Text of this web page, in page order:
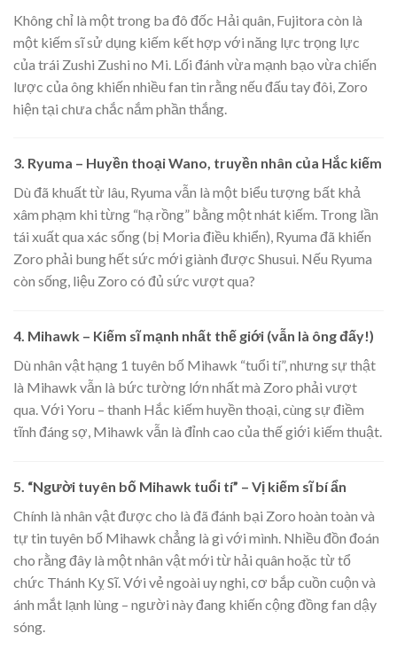
Không chỉ là một trong ba đô đốc Hải quân, Fujitora còn là
một kiếm sĩ sử dụng kiếm kết hợp với năng lực trọng lực
của trái Zushi Zushi no Mi. Lối đánh vừa mạnh bạo vừa chiến
lược của ông khiến nhiều fan tin rằng nếu đấu tay đôi, Zoro
hiện tại chưa chắc nắm phần thắng.
3. Ryuma – Huyền thoại Wano, truyền nhân của Hắc kiếm
Dù đã khuất từ lâu, Ryuma vẫn là một biểu tượng bất khả
xâm phạm khi từng “hạ rồng” bằng một nhát kiếm. Trong lần
tái xuất qua xác sống (bị Moria điều khiển), Ryuma đã khiến
Zoro phải bung hết sức mới giành được Shusui. Nếu Ryuma
còn sống, liệu Zoro có đủ sức vượt qua?
4. Mihawk – Kiếm sĩ mạnh nhất thế giới (vẫn là ông đấy!)
Dù nhân vật hạng 1 tuyên bố Mihawk “tuổi tí”, nhưng sự thật
là Mihawk vẫn là bức tường lớn nhất mà Zoro phải vượt
qua. Với Yoru – thanh Hắc kiếm huyền thoại, cùng sự điềm
tĩnh đáng sợ, Mihawk vẫn là đỉnh cao của thế giới kiếm thuật.
5. “Người tuyên bố Mihawk tuổi tí” – Vị kiếm sĩ bí ẩn
Chính là nhân vật được cho là đã đánh bại Zoro hoàn toàn và
tự tin tuyên bố Mihawk chẳng là gì với mình. Nhiều đồn đoán
cho rằng đây là một nhân vật mới từ hải quân hoặc từ tổ
chức Thánh Kỵ Sĩ. Với vẻ ngoài uy nghi, cơ bắp cuồn cuộn và
ánh mắt lạnh lùng – người này đang khiến cộng đồng fan dậy
sóng.